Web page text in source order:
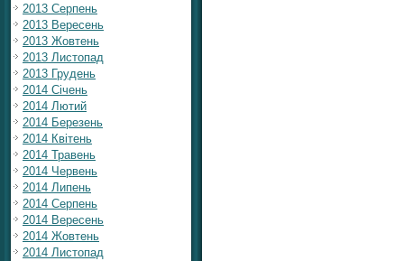
2013 Серпень
2013 Вересень
2013 Жовтень
2013 Листопад
2013 Грудень
2014 Січень
2014 Лютий
2014 Березень
2014 Квітень
2014 Травень
2014 Червень
2014 Липень
2014 Серпень
2014 Вересень
2014 Жовтень
2014 Листопад